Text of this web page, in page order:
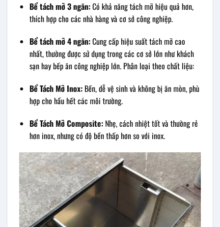
Bể tách mỡ 3 ngăn:Có khả năng tách mỡ hiệu quả hơn,
thích hợp cho các nhà hàng và cơ sở công nghiệp.
Bể tách mỡ 4 ngăn:Cung cấp hiệu suất tách mỡ cao
nhất, thường được sử dụng trong các cơ sở lớn như khách
sạn hay bếp ăn công nghiệp lớn. Phân loại theo chất liệu:
Bể Tách Mỡ Inox: Bền, dễ vệ sinh và không bị ăn mòn, phù
hợp cho hầu hết các môi trường.
Bể Tách Mỡ Composite: Nhẹ, cách nhiệt tốt và thường rẻ
hơn inox, nhưng có độ bền thấp hơn so với inox.